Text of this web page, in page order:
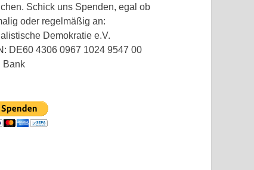
Schick uns Spenden, egal ob
oder regelmäßig an:
Demokratie e.V.
DE60 4306 0967 1024 9547 00
Bank